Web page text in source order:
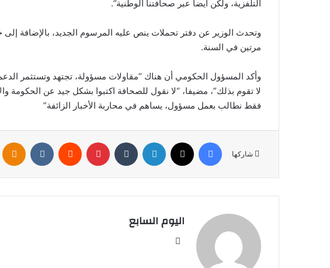
التلفزية، ولكن أيضا عبر صحافتنا الوطنية”.
وتحدث الوزير عن دفتر تحملات ينص عليه المرسوم الجديد، بالإضافة إلى
مرتين في السنة.
وأكد المسؤول الحكومي أن هناك “مقاولات مسؤولة، تجتهد وتستثمر
لا تقوم بذلك”، مضيفا، “لا نقول للصحافة اكتبوا بشكل جيد عن الحكومة
فقط نطالب بعمل مسؤول، يساهم في محاربة الأخبار الزائفة”
شاركها
فيسبوك لينكدإن بينتيريست
اليوم السابع